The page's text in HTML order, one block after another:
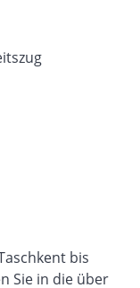
bis
Sie in die über